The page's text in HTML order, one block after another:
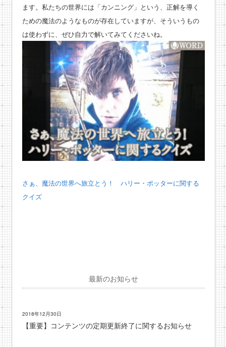
ます。私たちの世界には「カンニング」という、正解を導く
ための魔法のようなものが存在していますが、そういうもの
は使わずに、ぜひ自力で解いてみてくださいね。
さぁ、魔法の世界へ旅立とう！ ハリー・ポッターに関する
クイズ
最新のお知らせ
2018年12月30日
【重要】コンテンツの定期更新終了に関するお知らせ